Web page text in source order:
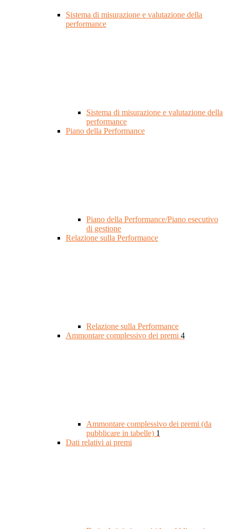
Sistema di misurazione e valutazione della
performance
Sistema di misurazione e valutazione della
performance
Piano della Performance
Piano della Performance/Piano esecutivo
di gestione
Relazione sulla Performance
Relazione sulla Performance
Ammontare complessivo dei premi 4
Ammontare complessivo dei premi (da
pubblicare in tabelle) 1
Dati relativi ai premi